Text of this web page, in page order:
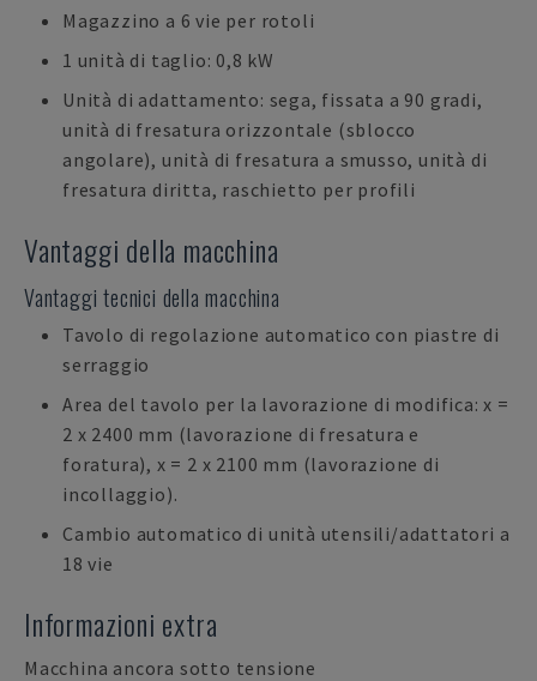
Magazzino a 6 vie per rotoli
1 unità di taglio: 0,8 kW
Unità di adattamento: sega, fissata a 90 gradi,
unità di fresatura orizzontale (sblocco
angolare), unità di fresatura a smusso, unità di
fresatura diritta, raschietto per profili
Vantaggi della macchina
Vantaggi tecnici della macchina
Tavolo di regolazione automatico con piastre di
serraggio
Area del tavolo per la lavorazione di modifica: x =
2 x 2400 mm (lavorazione di fresatura e
foratura), x = 2 x 2100 mm (lavorazione di
incollaggio).
Cambio automatico di unità utensili/adattatori a
18 vie
Informazioni extra
Macchina ancora sotto tensione